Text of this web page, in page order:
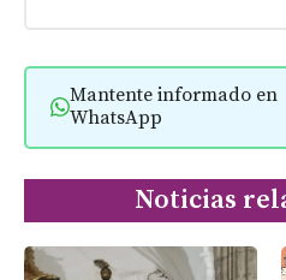
Mantente informado en
WhatsApp
Noticias